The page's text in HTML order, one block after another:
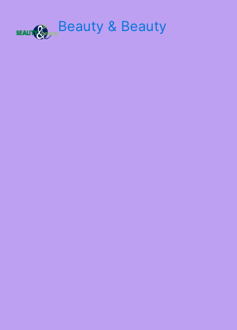
Beauty & Beauty